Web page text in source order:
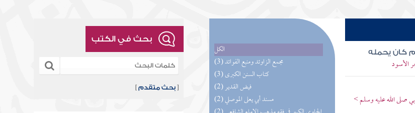
الكل
(3) مجمع الزاوئد ومنبع الفوائد
(3) كتاب السنن الكبرى
(2) فيض القدير
(2) مسند أبي يعلى الموصلي
كان يحمله
الأسود
صلى الله عليه وسلم >
بحث في الكتب
[بحث متقدم ]